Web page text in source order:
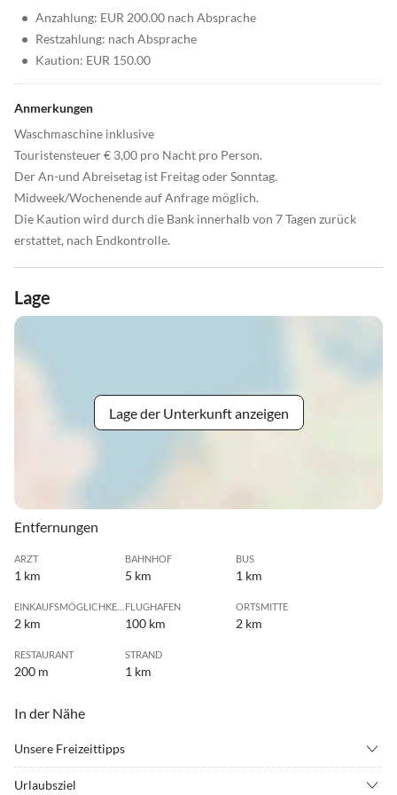
• Anzahlung: EUR 200.00 nach Absprache
• Restzahlung: nach Absprache
• Kaution: EUR 150.00
Anmerkungen
Waschmaschine inklusive
Touristensteuer € 3,00 pro Nacht pro Person.
Der An-und Abreisetag ist Freitag oder Sonntag.
Midweek/Wochenende auf Anfrage möglich.
Die Kaution wird durch die Bank innerhalb von 7 Tagen zurück
erstattet, nach Endkontrolle.
Lage
Lage der Unterkunft anzeigen
Entfernungen
ARZT
1 km
BAHNHOF
5 km
BUS
1 km
2 km
FLUGHAFEN
100 km
ORTSMITTE
2 km
RESTAURANT
200 m
STRAND
1 km
In der Nähe
Unsere Freizeittipps
Urlaubsziel